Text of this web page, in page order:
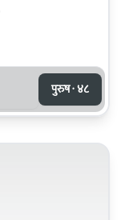
पुरुष · ४८